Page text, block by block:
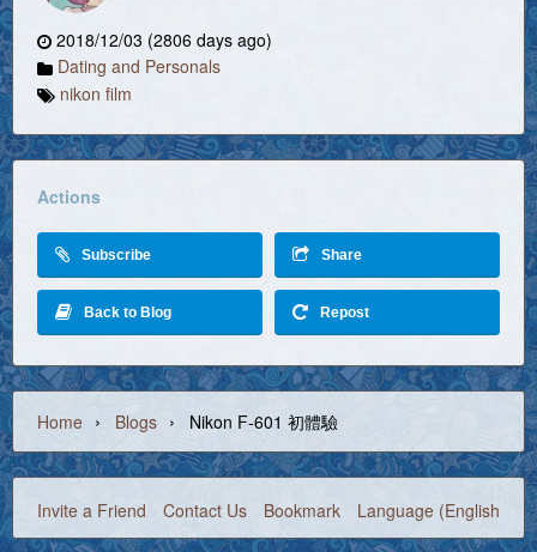
2018/12/03 (2806 days ago)
Dating and Personals
nikon film
Actions
Subscribe Share
Back to Blog Repost
Home › Blogs › Nikon F-601 初體驗
Invite a Friend Contact Us Bookmark Language (English)